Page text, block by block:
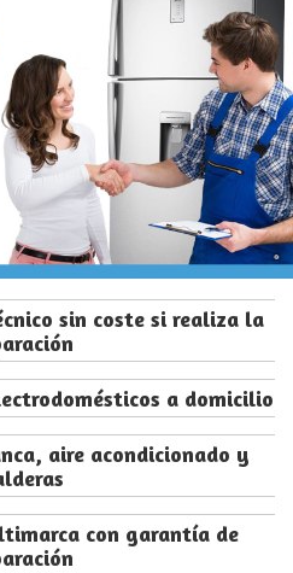
sin coste si realiza la
a domicilio
aire acondicionado y
con garantía de